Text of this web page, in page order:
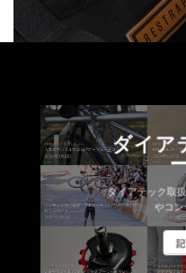
ダイア
ダイアテック取
やコ